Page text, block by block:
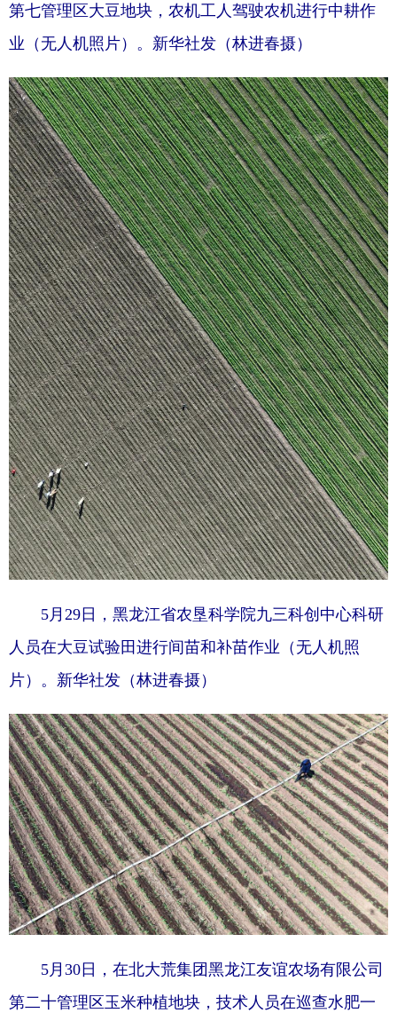
第七管理区大豆地块，农机工人驾驶农机进行中耕作
业（无人机照片）。新华社发（林进春摄）
5月29日，黑龙江省农垦科学院九三科创中心科研
人员在大豆试验田进行间苗和补苗作业（无人机照
片）。新华社发（林进春摄）
5月30日，在北大荒集团黑龙江友谊农场有限公司
第二十管理区玉米种植地块，技术人员在巡查水肥一